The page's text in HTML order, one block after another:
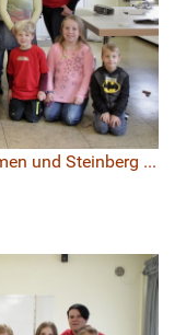
und Steinberg ...